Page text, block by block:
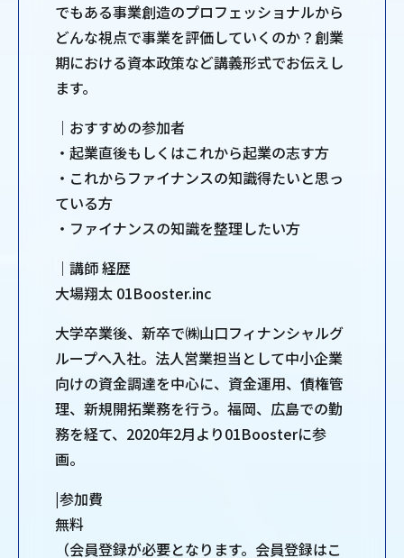
でもある事業創造のプロフェッショナルから
どんな視点で事業を評価していくのか？創業
期における資本政策など講義形式でお伝えし
ます。
｜おすすめの参加者
・起業直後もしくはこれから起業の志す方
・これからファイナンスの知識得たいと思っ
ている方
・ファイナンスの知識を整理したい方
｜講師 経歴
大場翔太 01Booster.inc
大学卒業後、新卒で㈱山口フィナンシャルグ
ループへ入社。法人営業担当として中小企業
向けの資金調達を中心に、資金運用、債権管
理、新規開拓業務を行う。福岡、広島での勤
務を経て、2020年2月より01Boosterに参
画。
|参加費
無料
（会員登録が必要となります。会員登録はこ